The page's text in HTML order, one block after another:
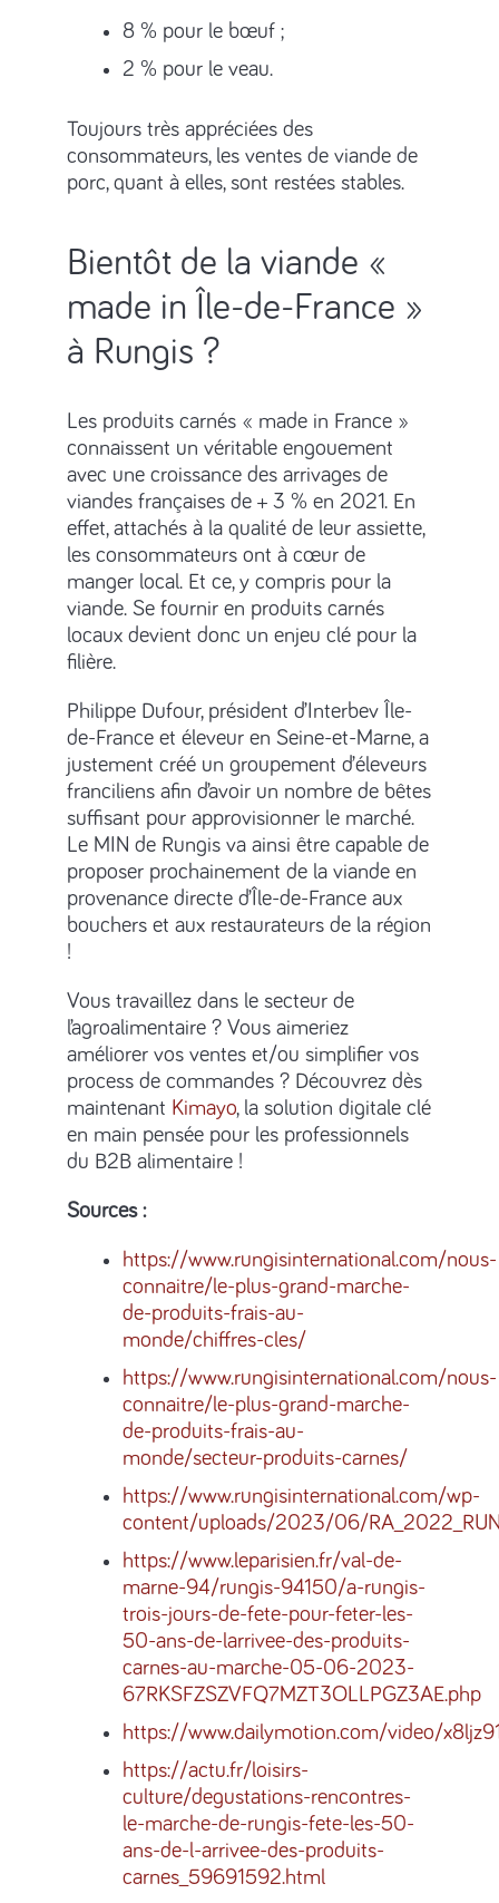
8 % pour le bœuf ;
2 % pour le veau.
Toujours très appréciées des
consommateurs, les ventes de viande de
porc, quant à elles, sont restées stables.
Bientôt de la viande «
made in Île-de-France »
à Rungis ?
Les produits carnés « made in France »
connaissent un véritable engouement
avec une croissance des arrivages de
viandes françaises de + 3 % en 2021. En
effet, attachés à la qualité de leur assiette,
les consommateurs ont à cœur de
manger local. Et ce, y compris pour la
viande. Se fournir en produits carnés
locaux devient donc un enjeu clé pour la
filière.
Philippe Dufour, président d’Interbev Île-
de-France et éleveur en Seine-et-Marne, a
justement créé un groupement d’éleveurs
franciliens afin d’avoir un nombre de bêtes
suffisant pour approvisionner le marché.
Le MIN de Rungis va ainsi être capable de
proposer prochainement de la viande en
provenance directe d’Île-de-France aux
bouchers et aux restaurateurs de la région
!
Vous travaillez dans le secteur de
l’agroalimentaire ? Vous aimeriez
améliorer vos ventes et/ou simplifier vos
process de commandes ? Découvrez dès
maintenant Kimayo, la solution digitale clé
en main pensée pour les professionnels
du B2B alimentaire !
Sources :
https://www.rungisinternational.com/nous-
connaitre/le-plus-grand-marche-
de-produits-frais-au-
monde/chiffres-cles/
https://www.rungisinternational.com/nous-
connaitre/le-plus-grand-marche-
de-produits-frais-au-
monde/secteur-produits-carnes/
https://www.rungisinternational.com/wp-
content/uploads/2023/06/
https://www.leparisien.fr/val-de-
marne-94/rungis-94150/a-rungis-
trois-jours-de-fete-pour-feter-les-
50-ans-de-larrivee-des-produits-
carnes-au-marche-05-06-2023-
67RKSFZSZVFQ7MZT3OLLPGZ3AE.php
https://www.dailymotion.com/video/
https://actu.fr/loisirs-
culture/degustations-rencontres-
le-marche-de-rungis-fete-les-50-
ans-de-l-arrivee-des-produits-
carnes_59691592.html